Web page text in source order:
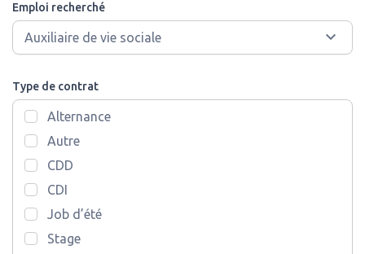
Emploi recherché
Type de contrat
Alternance
Autre
CDD
CDI
Job d’été
Stage